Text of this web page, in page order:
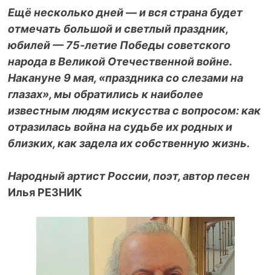
Ещё несколько дней — и вся страна будет
отмечать большой и светлый праздник,
юбилей — 75-летие Победы советского
народа в Великой Отечественной войне.
Накануне 9 мая, «праздника со слезами на
глазах», мы обратились к наиболее
известным людям искусства с вопросом: как
отразилась война на судьбе их родных и
близких, как задела их собственную жизнь.
Народный артист России, поэт, автор песен
Илья РЕЗНИК